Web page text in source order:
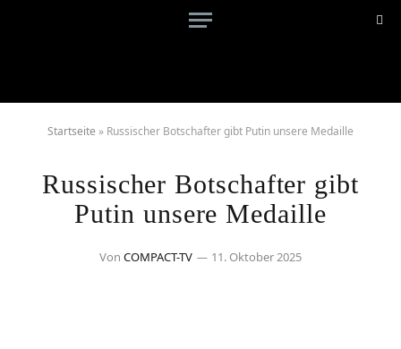
Startseite » Russischer Botschafter gibt Putin unsere Medaille
Russischer Botschafter gibt
Putin unsere Medaille
Von COMPACT-TV 11. Oktober 2025